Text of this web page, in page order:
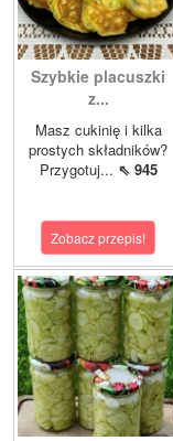
Szybkie placuszki
z...
Masz cukinię i kilka
prostych składników?
Przygotuj... ⇖ 945
Zobacz przepis!